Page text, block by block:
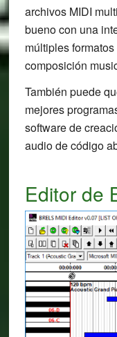
archivos MIDI
bueno con una
múltiples
composición
También puede
mejores
software de
audio de código
Editor de